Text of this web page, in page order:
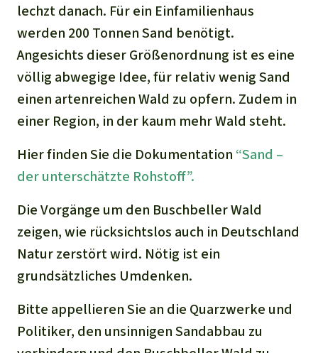
lechzt danach. Für ein Einfamilienhaus
werden 200 Tonnen Sand benötigt.
Angesichts dieser Größenordnung ist es eine
völlig abwegige Idee, für relativ wenig Sand
einen artenreichen Wald zu opfern. Zudem in
einer Region, in der kaum mehr Wald steht.
Hier finden Sie die Dokumentation “Sand –
der unterschätzte Rohstoff”.
Die Vorgänge um den Buschbeller Wald
zeigen, wie rücksichtslos auch in Deutschland
Natur zerstört wird. Nötig ist ein
grundsätzliches Umdenken.
Bitte appellieren Sie an die Quarzwerke und
Politiker, den unsinnigen Sandabbau zu